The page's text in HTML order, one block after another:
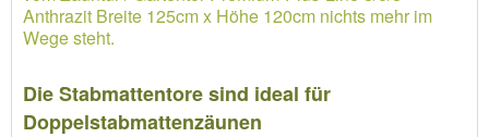
Anthrazit Breite 125cm x Höhe 120cm nichts mehr im
Wege steht.
Die Stabmattentore sind ideal für
Doppelstabmattenzäunen